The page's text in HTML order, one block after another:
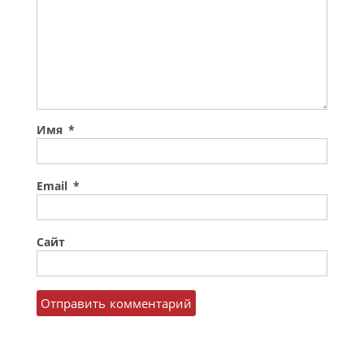
Имя *
Email *
Сайт